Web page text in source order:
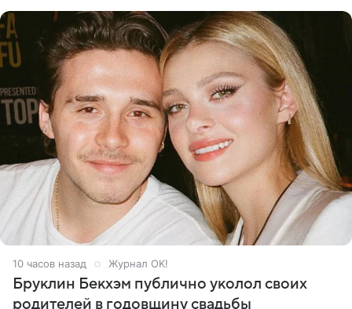
10 часов назад Журнал OK!
Бруклин Бекхэм публично уколол своих
родителей в годовщину свадьбы